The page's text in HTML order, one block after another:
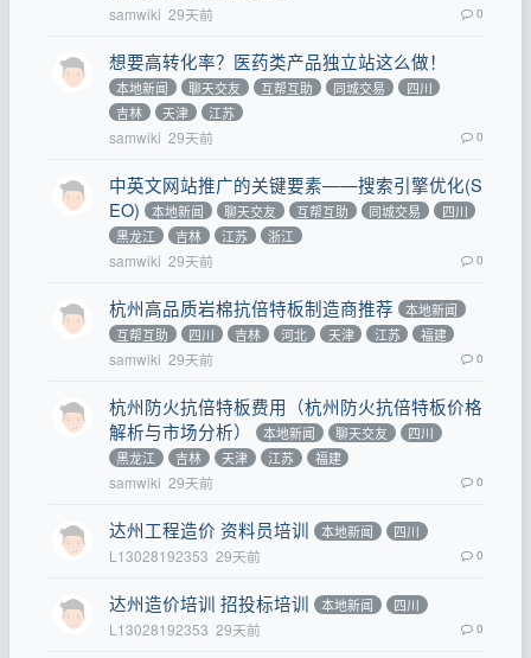
samwiki 29天前 0
想要高转化率？医药类产品独立站这么做！
本地新闻 聊天交友 互帮互助 同城交易
四川
吉林
天津 江苏
samwiki 29天前 0
中英文网站推广的关键要素——搜索引擎优化(S
EO)
本地新闻 聊天交友 互帮互助 同城交易
四川
黑龙江
吉林 江苏 浙江
samwiki 29天前 0
杭州高品质岩棉抗倍特板制造商推荐
本地新闻
互帮互助
四川 吉林 河北 天津 江苏 福建
samwiki 29天前 0
杭州防火抗倍特板费用（杭州防火抗倍特板价格
解析与市场分析）
本地新闻 聊天交友
四川
黑龙江
吉林 天津 江苏 福建
samwiki 29天前 0
达州工程造价 资料员培训 本地新闻 四川
L13028192353 29天前 0
达州造价培训 招投标培训 本地新闻 四川
L13028192353 29天前 0